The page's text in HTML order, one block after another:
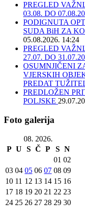
PREGLED
03.08. DO
PODIGNUTA
SUDA BiH ZA
05.08.2026. 14:24
PREGLED
27.07. DO
OSUMNJIČENI
VJERSKIH
PREDAT
PREDLOŽEN
POLJSKE
Foto galerija
08. 2026.
P U S Č P S N
01 02
03 04 05 06 07 08 09
10 11 12 13 14 15 16
17 18 19 20 21 22 23
24 25 26 27 28 29 30